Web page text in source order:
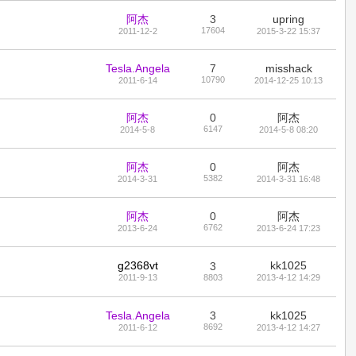
阿杰
2011-12-2
3
17604
upring
2015-3-22 15:37
Tesla.Angela
2011-6-14
7
10790
misshack
2014-12-25 10:13
阿杰
2014-5-8
0
6147
阿杰
2014-5-8 08:20
阿杰
2014-3-31
0
5382
阿杰
2014-3-31 16:48
阿杰
2013-6-24
0
6762
阿杰
2013-6-24 17:23
g2368vt
2011-9-13
3
8803
kk1025
2013-4-12 14:29
Tesla.Angela
2011-6-12
3
8692
kk1025
2013-4-12 14:27